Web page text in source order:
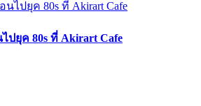
ยุค 80s ที่ Akirart Cafe